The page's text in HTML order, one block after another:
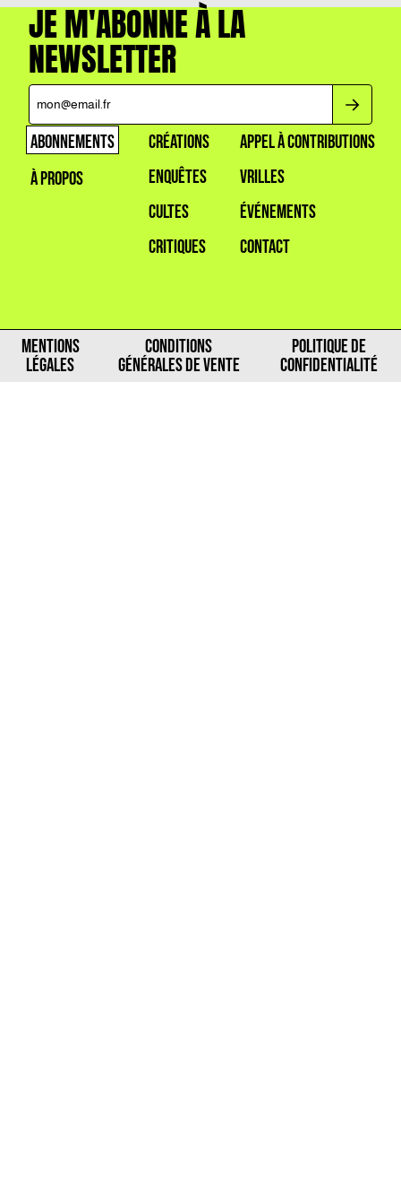
JE M'ABONNE À LA
NEWSLETTER
ABONNEMENTS
À PROPOS
CRÉATIONS
ENQUÊTES
CULTES
CRITIQUES
APPEL À CONTRIBUTIONS
VRILLES
ÉVÉNEMENTS
CONTACT
MENTIONS
LÉGALES
CONDITIONS
GÉNÉRALES DE VENTE
POLITIQUE DE
CONFIDENTIALITÉ